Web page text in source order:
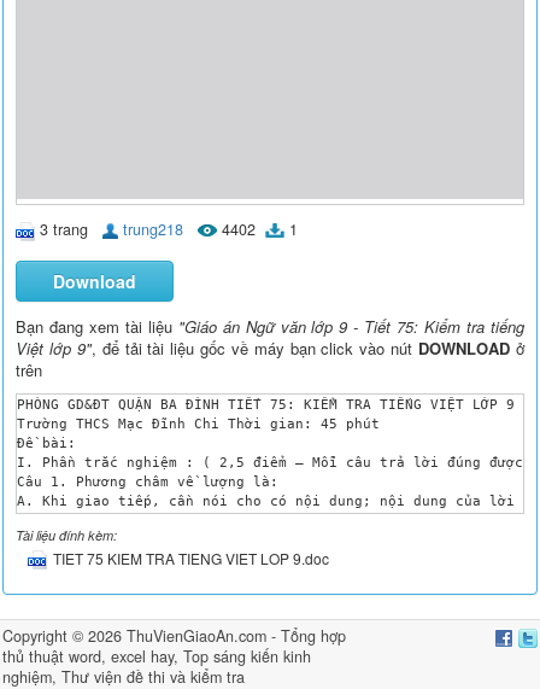
3 trang trung218 4402 1
Download
Bạn đang xem tài liệu "Giáo án Ngữ văn lớp 9 - Tiết 75: Kiểm tra tiếng
Việt lớp 9", để tải tài liệu gốc về máy bạn click vào nút DOWNLOADở
trên
PHÒNG GD&ĐT QUẬN BA ĐÌNH TIẾT 75: KIỂM TRA TIẾNG VIỆT LỚP 9
Trường THCS Mạc Đĩnh Chi Thời gian: 45 phút
Đề bài:
I. Phần trắc nghiệm : ( 2,5 điểm – Mỗi câu trả lời đúng được
Câu 1. Phương châm về lượng là:
A. Khi giao tiếp, cần nói cho có nội dung; nội dung của lời
B.Khi giao tiếp đừng nói những điều mà mình không tin là đúng
C. Khi giao tiếp, cần nói đúng vào đề tài giao tiếp, tránh
D. Khi giao tiếp cần tế nhị và tôn trọng người khác.
A. Phương châm cách thức B. Phương châm về lượng.
C. Phương châm về chất. D. Phương châm quan hệ
Câu 3: Trong câu thơ: "Năm tao bảy tuyết anh hò hẹn
Để cả mùa xuân cũng lỡ làng"
Từ "xuân" được dùng với phương thức chuyển nghĩa nào?
Tài liệu đính kèm:
TIET 75 KIEM TRA TIENG VIET LOP 9.doc
Copyright © 2026ThuVienGiaoAn.com - Tổng hợp
thủ thuật word, excel hay,Top sáng kiến kinh
nghiệm,Thư viện đề thi và kiểm tra